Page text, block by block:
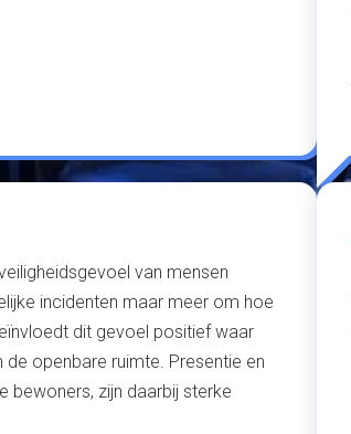
van mensen
incidenten maar meer om hoe
dit gevoel positief waar
openbare ruimte. Presentie en
bewoners, zijn daarbij sterke